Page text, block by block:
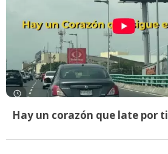
Hay un corazón que late por ti